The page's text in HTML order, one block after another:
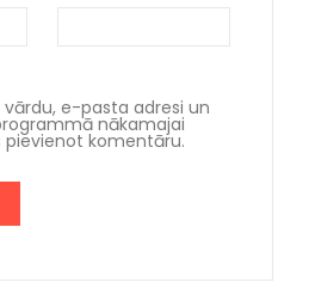
e-pasta adresi un
nākamajai
pievienot komentāru.